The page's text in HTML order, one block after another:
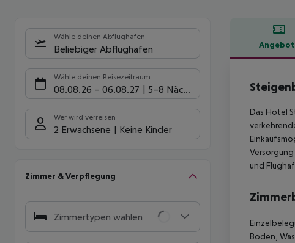
Wähle deinen Abflughafen
Beliebiger Abflughafen
Wähle deinen Reisezeitraum
08.08.26 – 06.08.27 5-8 Nächte
Wer wird verreisen
2 Erwachsene Keine Kinder
Zimmer & Verpflegung
Zimmertypen wählen
Das Hotel
und
Boden,